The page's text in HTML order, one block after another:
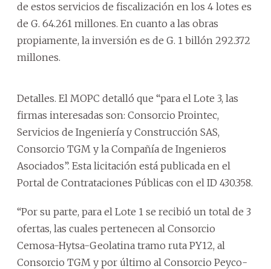
de estos servicios de fiscalización en los 4 lotes es
de G. 64.261 millones. En cuanto a las obras
propiamente, la inversión es de G. 1 billón 292.372
millones.
Detalles. El MOPC detalló que “para el Lote 3, las
firmas interesadas son: Consorcio Prointec,
Servicios de Ingeniería y Construcción SAS,
Consorcio TGM y la Compañía de Ingenieros
Asociados”. Esta licitación está publicada en el
Portal de Contrataciones Públicas con el ID 430.358.
“Por su parte, para el Lote 1 se recibió un total de 3
ofertas, las cuales pertenecen al Consorcio
Cemosa-Hytsa-Geolatina tramo ruta PY12, al
Consorcio TGM y por último al Consorcio Peyco-